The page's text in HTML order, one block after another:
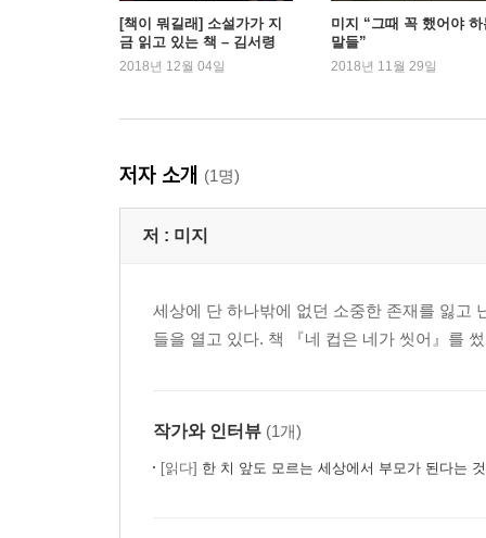
그거 좀 이상한데요
무슨 일이죠?
이 돈, 무슨 뜻이죠?
내 것, 돌려주세요
왜 그렇게 말해요?
짜증내지 마세요
[책이 뭐길래] 소설가가 지
금 읽고 있는 책 – 김서령
편
2018년 12월 04일
미지 “그때 꼭 했어야 하
말들”
2018년 11월 29일
저자 소개 (1명)
저 : 미지
세상에 단 하나밖에 없던 소중한 존재를 잃고
들을 열고 있다. 책 『네 컵은 네가 씻어』를
작가와 인터뷰 (1개)
[읽다] 한 치 앞도 모르는 세상에서 부모가 된다는 것